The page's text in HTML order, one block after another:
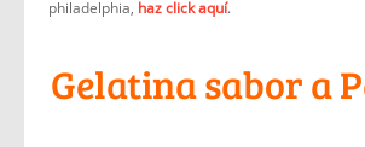
philadelphia, haz click aquí.
Gelatina sabor a